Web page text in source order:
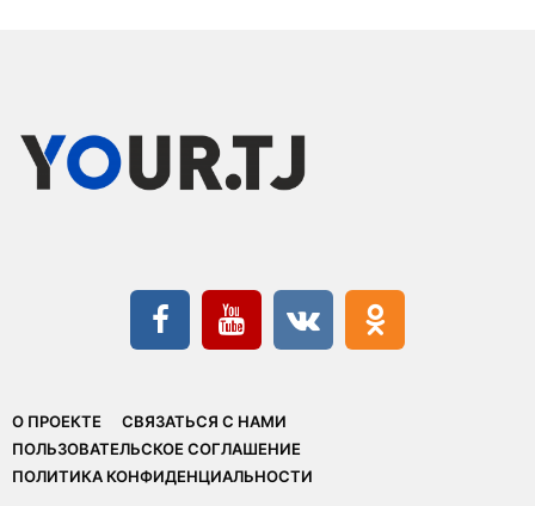
О ПРОЕКТЕ
СВЯЗАТЬСЯ С НАМИ
ПОЛЬЗОВАТЕЛЬСКОЕ СОГЛАШЕНИЕ
ПОЛИТИКА КОНФИДЕНЦИАЛЬНОСТИ